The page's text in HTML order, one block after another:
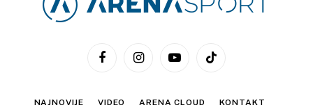
FacebookInstagramYouTubeTikTok
NAJNOVIJE VIDEO ARENA CLOUD KONTAKT